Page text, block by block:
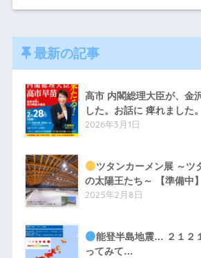
最新の記事
高市 内閣総理大臣が、金
した。お話に 痺れました。
2026年3月1日
ツタンカーメン展 ～ツ
の太陽王たち～ 【準備中
2025年2月8日
能登半島地震… ２１２
ってみて…